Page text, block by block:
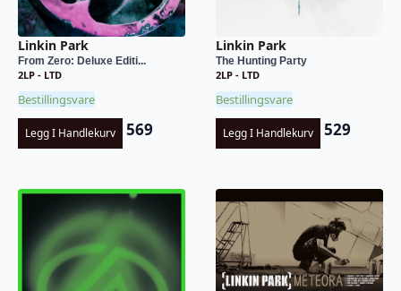
Linkin Park
From Zero: Deluxe Editi...
2LP - LTD
Bestillingsvare
Legg I Handlekurv 569
Linkin Park
The Hunting Party
2LP - LTD
Bestillingsvare
Legg I Handlekurv 529